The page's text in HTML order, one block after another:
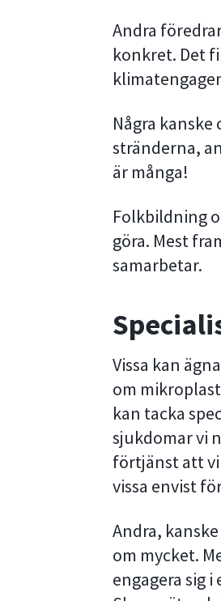
Andra
konkret. Det
Några
stränderna,
är många!
Folkbildning
göra. Mest
samarbetar.
Vissa kan
om
kan tacka
sjukdomar vi
förtjänst att
vissa envist
Andra,
om mycket.
engagera sig